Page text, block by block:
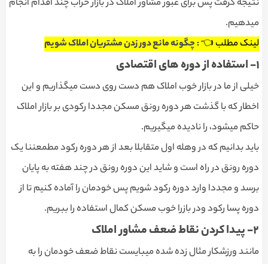
نتیجه گرفت پس برای عبور مشاور املاک در بازار خراب چند اقدام انجام
میدهیم.
لینک مطلب 👈 : چگونه مانع دور زدن مشتریان املاک شویم
١- استفاده از دوره های اقتصادی
خیلی از ما در بازار خوب املاک هم دست روی دست میگذاریم و این
اخطار که با گذشت هر دوره رونق مسکن مجددا رکودی بر بازار املاک
حاکم‌ میشود، را نادیده میگیریم.
باید بدانیم که در وهله اول متقابلا بعد از هر دوره رکود مطمعننا یک
دوره رونق در راه است و شاید این دوره رونق در چند هفته به پایان
برسد و مجددا وارد دوره رکود شویم پس خودمان را آماده کنیم تا از
دوره پسا رکود و‌در بازرا خوب مسکن کمال استفاده را ببریم.
٢- پیدا کردن نقاط ضعف مشاور املاک
مانند ورزشکار مثال زده شده میبایست نقاط ضعف خودمان را به